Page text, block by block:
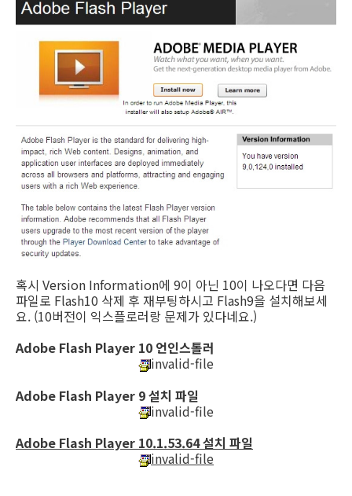
혹시 Version Information에 9이 아닌 10이 나오다면 다음
파일로 Flash10 삭제 후 재부팅하시고 Flash9을 설치해보세
요. (10버전이 익스플로러랑 문제가 있다네요.)
Adobe Flash Player 10 언인스톨러
invalid-file
Adobe Flash Player 9 설치 파일
invalid-file
Adobe Flash Player 10.1.53.64 설치 파일
invalid-file